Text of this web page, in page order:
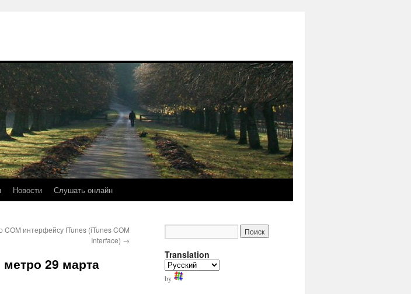
Новости Слушать онлайн
COM интерфейсу ITunes (iTunes COM
Interface) →
29 марта
Translation
by